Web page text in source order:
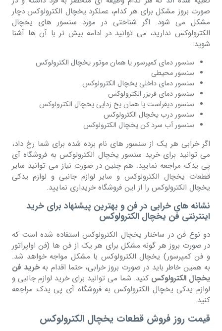
صورت بروز مشکل برای هر کدام، عملکرد یخچال الکترولوکس دچار
مشکل می شود. اگر شناختی در مورد سنسور های یخچال
الکترولوکس ندارید، می توانید در ادامه بیش تر با آن ها آشنا
شوید:
سنسور دمای کمپرسور یا همان موتور یخچال الکترولوکس
سنسور محیطی
سنسور دمای داخلی یخچال الکترولوکس
سنسور دمای فریزر الکترولوکس
سنسور دیفراست یا همان یخ زدایی یخچال الکترولوکس
سنسور درب یخچال الکترولوکس
سنسور آب سرد کن یخچال الکترولوکس
اگر خرابی هر یک از سنسور های نام برده شده برای شما رخ داد،
می توانید برای خرید سنسور یخچال الکترولوکس به فروشگاه آی
پی یدک مراجعه نمایید. هم چنین در صورت نیاز می توانید سایر
قطعات یخچال الکترولوکس و سایر لوازم جانبی و لوازم یدکی
یخچال الکترولوکس را از این فروشگاه خریداری نمایید.
نشانه های خرابی در فن و بهترین پیشنهاد برای خرید
اینترنتی فن یخچال الکترولوکس
دو نوع فن در ساختار یخچال الکترولوکس استفاده شده است که
در صورت بروز هر گونه مشکل برای هر یک از فن ها (فن اواپراتور
و فن کمپرسور) یخچال الکترولوکس با مشکل مواجه خواهد شد.
به همین خاطر باید در صورت بروز خرابی، حتما اقدام بهخرید فن
یخچال الکترولوکس کنید. شما می توانید برای خرید لوازم جانبی و
لوازم یدکی یخچال الکترولوکس به فروشگاه آی پی یدک مراجعه
کنید.
قیمت روز فروش قطعات یخچال الکترولوکس